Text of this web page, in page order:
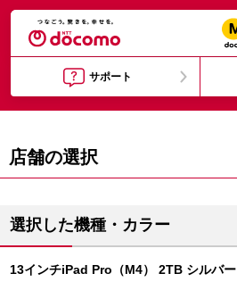
サポート
店舗の選択
選択した機種・カラー
13インチiPad Pro（M4） 2TB シルバー